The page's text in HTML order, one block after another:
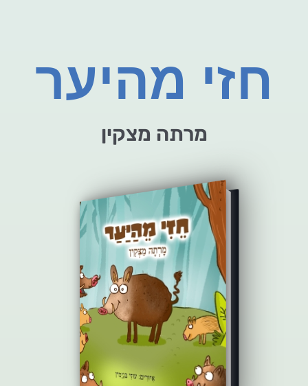
חזי מהיער
מרתה מצקין